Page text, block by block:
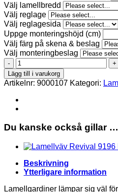
Välj lamellbredd
Välj reglage
Välj reglagesida
Uppge monteringshöjd (cm)
Välj färg på skena & beslag
Välj monteringbeslag
Revival
9196
Lamellgardin
Lutande
mängd
Lägg till i varukorg
Artikelnr: 9000107 Kategori:
Du kanske också gillar …
Beskrivning
Ytterligare information
Lamellgardiner lämpar sig väl